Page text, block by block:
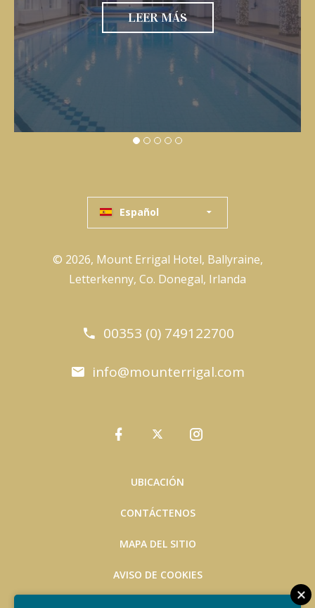
LEER MÁS
Español
© 2026, Mount Errigal Hotel, Ballyraine,
Letterkenny, Co. Donegal, Irlanda
00353 (0) 749122700
info@mounterrigal.com
UBICACIÓN
CONTÁCTENOS
MAPA DEL SITIO
AVISO DE COOKIES